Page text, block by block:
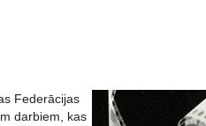
Federācijas
darbiem, kas